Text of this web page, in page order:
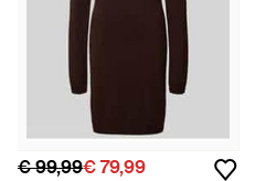
€ 99,99€ 79,99